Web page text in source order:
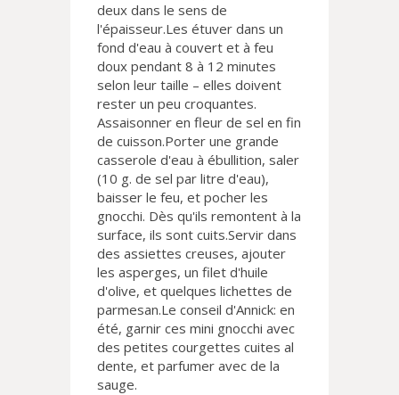
deux dans le sens de
l'épaisseur.Les étuver dans un
fond d'eau à couvert et à feu
doux pendant 8 à 12 minutes
selon leur taille – elles doivent
rester un peu croquantes.
Assaisonner en fleur de sel en fin
de cuisson.Porter une grande
casserole d'eau à ébullition, saler
(10 g. de sel par litre d'eau),
baisser le feu, et pocher les
gnocchi. Dès qu'ils remontent à la
surface, ils sont cuits.Servir dans
des assiettes creuses, ajouter
les asperges, un filet d'huile
d'olive, et quelques lichettes de
parmesan.Le conseil d'Annick: en
été, garnir ces mini gnocchi avec
des petites courgettes cuites al
dente, et parfumer avec de la
sauge.